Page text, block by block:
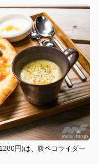
円)は、腹ペコライダー